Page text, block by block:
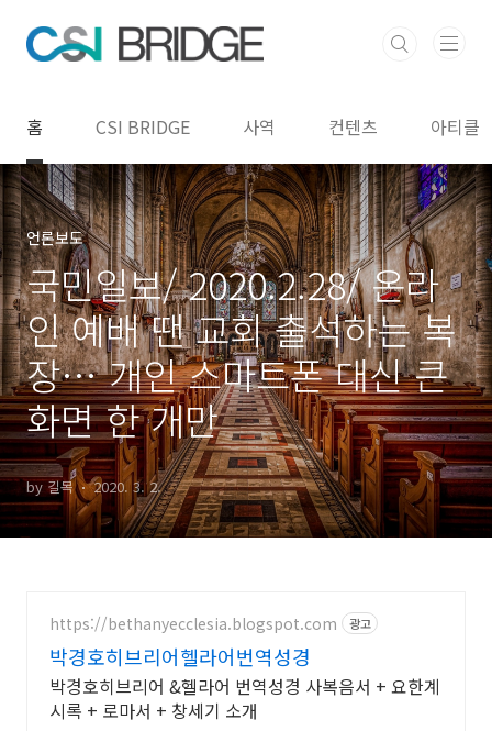
홈 CSI BRIDGE 사역 컨텐츠 아티클
언론보도
국민일보/ 2020.2.28/ 온라
인 예배 땐 교회 출석하는 복
장… 개인 스마트폰 대신 큰
화면 한 개만
by 길목 2020. 3. 2.
https://bethanyecclesia.blogspot.com 광고
박경호히브리어헬라어번역성경
박경호히브리어 &헬라어 번역성경 사복음서 + 요한계
시록 + 로마서 + 창세기 소개